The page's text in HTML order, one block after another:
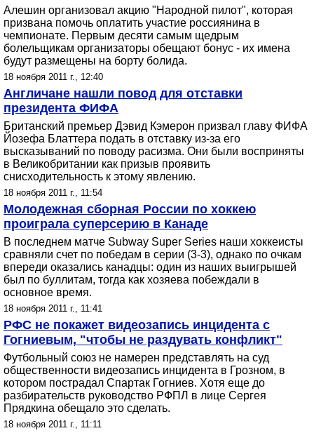
Алешин организовал акцию "Народной пилот", которая
призвана помочь оплатить участие россиянина в
чемпионате. Первым десяти самым щедрым
болельщикам организаторы обещают бонус - их имена
будут размещены на борту болида.
18 ноября 2011 г., 12:40
Англичане нашли повод для отставки
президента ФИФА
Британский премьер Дэвид Кэмерон призвал главу ФИФА
Йозефа Блаттера подать в отставку из-за его
высказываний по поводу расизма. Они были восприняты
в Великобритании как призыв проявить
снисходительность к этому явлению.
18 ноября 2011 г., 11:54
Молодежная сборная России по хоккею
проиграла суперсерию в Канаде
В последнем матче Subway Super Series наши хоккеисты
сравняли счет по победам в серии (3-3), однако по очкам
впереди оказались канадцы: один из наших выигрышей
был по буллитам, тогда как хозяева побеждали в
основное время.
18 ноября 2011 г., 11:41
РФС не покажет видеозапись инцидента с
Гогниевым, "чтобы не раздувать конфликт"
Футбольный союз не намерен представлять на суд
общественности видеозапись инцидента в Грозном, в
котором пострадал Спартак Гогниев. Хотя еще до
разбирательств руководство РФПЛ в лице Сергея
Прядкина обещало это сделать.
18 ноября 2011 г., 11:11